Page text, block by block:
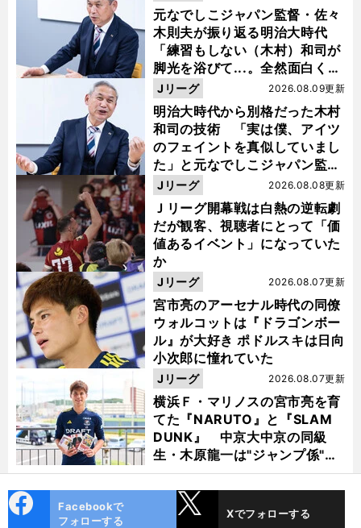
元なでしこジャパン監督・佐々
木則夫が振り返る明治大時代
「練習もしない（木村）和司が
脚光を浴びて...。全然面白くな
い４年間でした」
明治大時代から別格だった木村
和司の技術 「実は僕、アイツ
のフェイントを真似していまし
た」と元なでしこジャパン監
督・佐々木則夫
2026.08.09更新
Jリーグ
Ｊリーグ開幕戦は白熱の逆転劇
だが観客、視聴者にとって「価
値あるイベント」になっていた
か
2026.08.08更新
Jリーグ
宮市亮のアーセナル時代の同僚
ウォルコットは『ドラゴンボー
ル』が大好き ポドルスキは日向
小次郎に憧れていた
2026.08.07更新
Jリーグ
横浜Ｆ・マリノスの宮市亮を育
てた『NARUTO』と『SLAM
DUNK』 中京大中京の同級
生・木原龍一は"ジャンプ係"だ
った
2026.08.07更新
Jリーグ
ok
Facebookで
フォローする
Xでフォローする